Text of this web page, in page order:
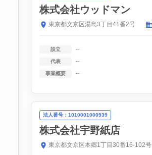
株式会社ウッドマン
東京都文京区湯島3丁目41番2号
設立 --
代表 --
事業概要 --
法人番号：1010001000939
株式会社宇野紙店
東京都文京区本郷1丁目30番16-102号